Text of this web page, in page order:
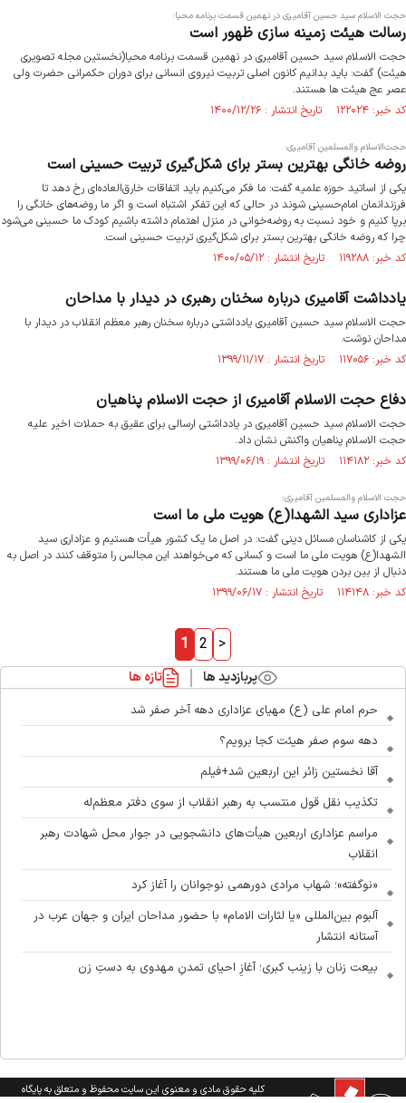
حجت الاسلام سید حسین آقامیری در نهمین قسمت برنامه محیا:
رسالت هیئت زمینه سازی ظهور است
حجت الاسلام سید حسین آقامیری در نهمین قسمت برنامه محیا(نخستین مجله تصویری
هیئت) گفت: باید بدانیم کانون اصلی تربیت نیروی انسانی برای دوران حکمرانی حضرت ولی
عصر عج هیئت ها هستند.
کد خبر: ۱۲۲۰۲۴ تاریخ انتشار : ۱۴۰۰/۱۲/۲۶
حجت‌الاسلام والمسلمین آقامیری:
روضه خانگی بهترین بستر برای شکل‌گیری تربیت حسینی است
یکی از اساتید حوزه علمیه گفت: ما فکر می‌کنیم باید اتفاقات خارق‌العاده‌ای رخ دهد تا
فرزندانمان امام‌حسینی شوند در حالی که این تفکر اشتباه است و اگر ما روضه‌های خانگی را
برپا کنیم و خود نسبت به روضه‌خوانی در منزل اهتمام داشته باشیم کودک ما حسینی می‌شود
چرا که روضه خانگی بهترین بستر برای شکل‌گیری تربیت حسینی است.
کد خبر: ۱۱۹۲۸۸ تاریخ انتشار : ۱۴۰۰/۰۵/۱۲
یادداشت آقامیری درباره سخنان رهبری در دیدار با مداحان
حجت الاسلام سید حسین آقامیری یادداشتی درباره سخنان رهبر معظم انقلاب در دیدار با
مداحان نوشت.
کد خبر: ۱۱۷۰۵۶ تاریخ انتشار : ۱۳۹۹/۱۱/۱۷
دفاع حجت الاسلام آقامیری از حجت الاسلام پناهیان
حجت الاسلام سید حسین آقامیری در یادداشتی ارسالی برای عقیق به حملات اخیر علیه
حجت الاسلام پناهیان واکنش نشان داد.
کد خبر: ۱۱۴۱۸۲ تاریخ انتشار : ۱۳۹۹/۰۶/۱۹
حجت الاسلام والمسلمین آقامیری:
عزاداری سید الشهدا(ع) هویت ملی ما است
یکی از کاشناسان مسائل دینی گفت: در اصل ما یک کشور هیأت هستیم و عزاداری سید
الشهدا(ع) هویت ملی ما است و کسانی که می‌خواهند این مجالس را متوقف کنند در اصل به
دنبال از بین بردن هویت ملی ما هستند.
کد خبر: ۱۱۴۱۴۸ تاریخ انتشار : ۱۳۹۹/۰۶/۱۷
1 2 >
پربازدید ها تازه ها
حرم امام علی (ع) مهیای عزاداری دهه آخر صفر شد
دهه سوم صفر هیئت کجا برویم؟
آقا نخستین زائر این اربعین شد+فیلم
تکذیب نقل قول منتسب به رهبر انقلاب از سوی دفتر معظم‌له
مراسم عزاداری اربعین هیأت‌های دانشجویی در جوار محل شهادت رهبر
انقلاب
«نوگفته»؛ شهاب مرادی دورهمی نوجوانان را آغاز کرد
آلبوم بین‌المللی «یا لثارات الامام» با حضور مداحان ایران و جهان عرب در
آستانه انتشار
بیعت زنان با زینب کبری؛ آغازِ احیای تمدنِ مهدوی به دستِ زن
کلیه حقوق مادی و معنوی این سایت محفوظ و متعلق به پایگاه